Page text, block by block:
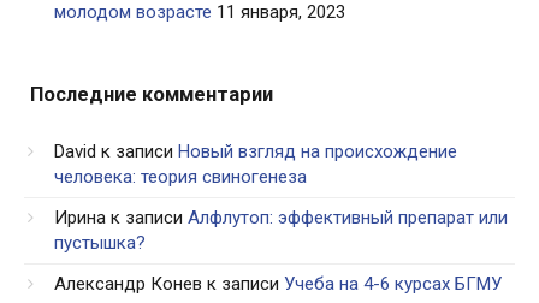
молодом возрасте 11 января, 2023
Последние комментарии
David к записи Новый взгляд на происхождение
человека: теория свиногенеза
Ирина к записи Алфлутоп: эффективный препарат или
пустышка?
Александр Конев к записи Учеба на 4-6 курсах БГМУ